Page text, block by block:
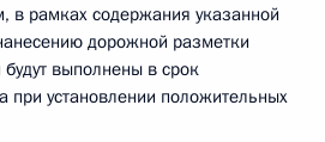
в рамках содержания указанной
дорожной разметки
выполнены в срок
при установлении положительных